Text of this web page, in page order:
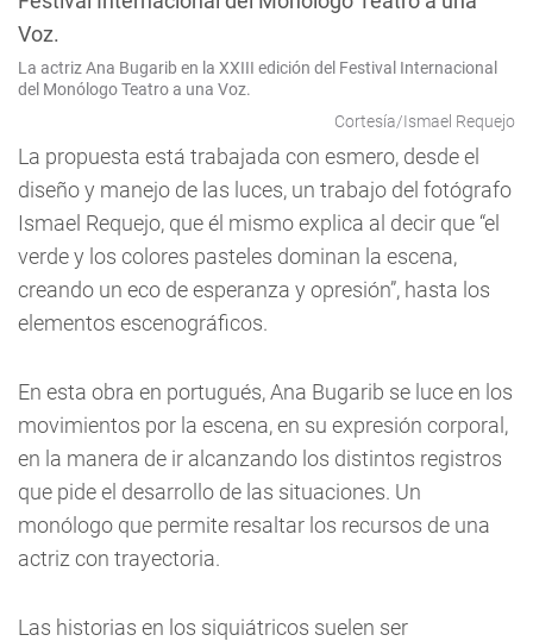
La actriz Ana Bugarib en la XXIII edición del Festival Internacional
del Monólogo Teatro a una Voz.
Cortesía/Ismael Requejo
La propuesta está trabajada con esmero, desde el
diseño y manejo de las luces, un trabajo del fotógrafo
Ismael Requejo, que él mismo explica al decir que “el
verde y los colores pasteles dominan la escena,
creando un eco de esperanza y opresión”, hasta los
elementos escenográficos.
En esta obra en portugués, Ana Bugarib se luce en los
movimientos por la escena, en su expresión corporal,
en la manera de ir alcanzando los distintos registros
que pide el desarrollo de las situaciones. Un
monólogo que permite resaltar los recursos de una
actriz con trayectoria.
Las historias en los siquiátricos suelen ser